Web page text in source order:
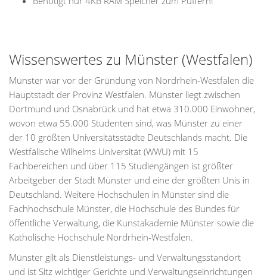
Wissenswertes zu Münster (Westfalen)
Münster war vor der Gründung von Nordrhein-Westfalen die
Hauptstadt der Provinz Westfalen. Münster liegt zwischen
Dortmund und Osnabrück und hat etwa 310.000 Einwohner,
wovon etwa 55.000 Studenten sind, was Münster zu einer
der 10 größten Universitätsstädte Deutschlands macht. Die
Westfälische Wilhelms Universität (WWU) mit 15
Fachbereichen und über 115 Studiengängen ist größter
Arbeitgeber der Stadt Münster und eine der größten Unis in
Deutschland. Weitere Hochschulen in Münster sind die
Fachhochschule Münster, die Hochschule des Bundes für
öffentliche Verwaltung, die Kunstakademie Münster sowie die
Katholische Hochschule Nordrhein-Westfalen.
Münster gilt als Dienstleistungs- und Verwaltungsstandort
und ist Sitz wichtiger Gerichte und Verwaltungseinrichtungen